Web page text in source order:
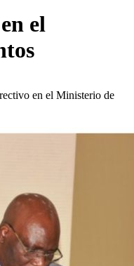
el
en el Ministerio de